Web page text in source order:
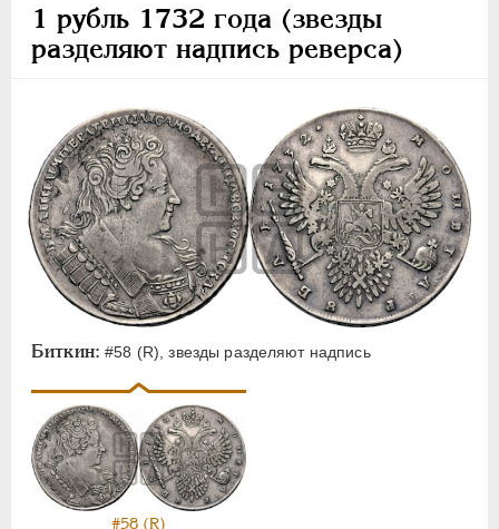
1 рубль 1732 года (звезды
разделяют надпись реверса)
Биткин: #58 (R), звезды разделяют надпись
#58 (R)